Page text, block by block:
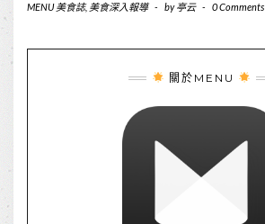
MENU 美食誌, 美食深入報導 - by亭云 - 0 Comments
關於MENU